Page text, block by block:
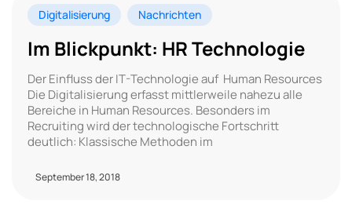
Digitalisierung Nachrichten
Im Blickpunkt: HR Technologie
Der Einfluss der IT-Technologie auf Human Resources
Die Digitalisierung erfasst mittlerweile nahezu alle
Bereiche in Human Resources. Besonders im
Recruiting wird der technologische Fortschritt
deutlich: Klassische Methoden im
September 18, 2018